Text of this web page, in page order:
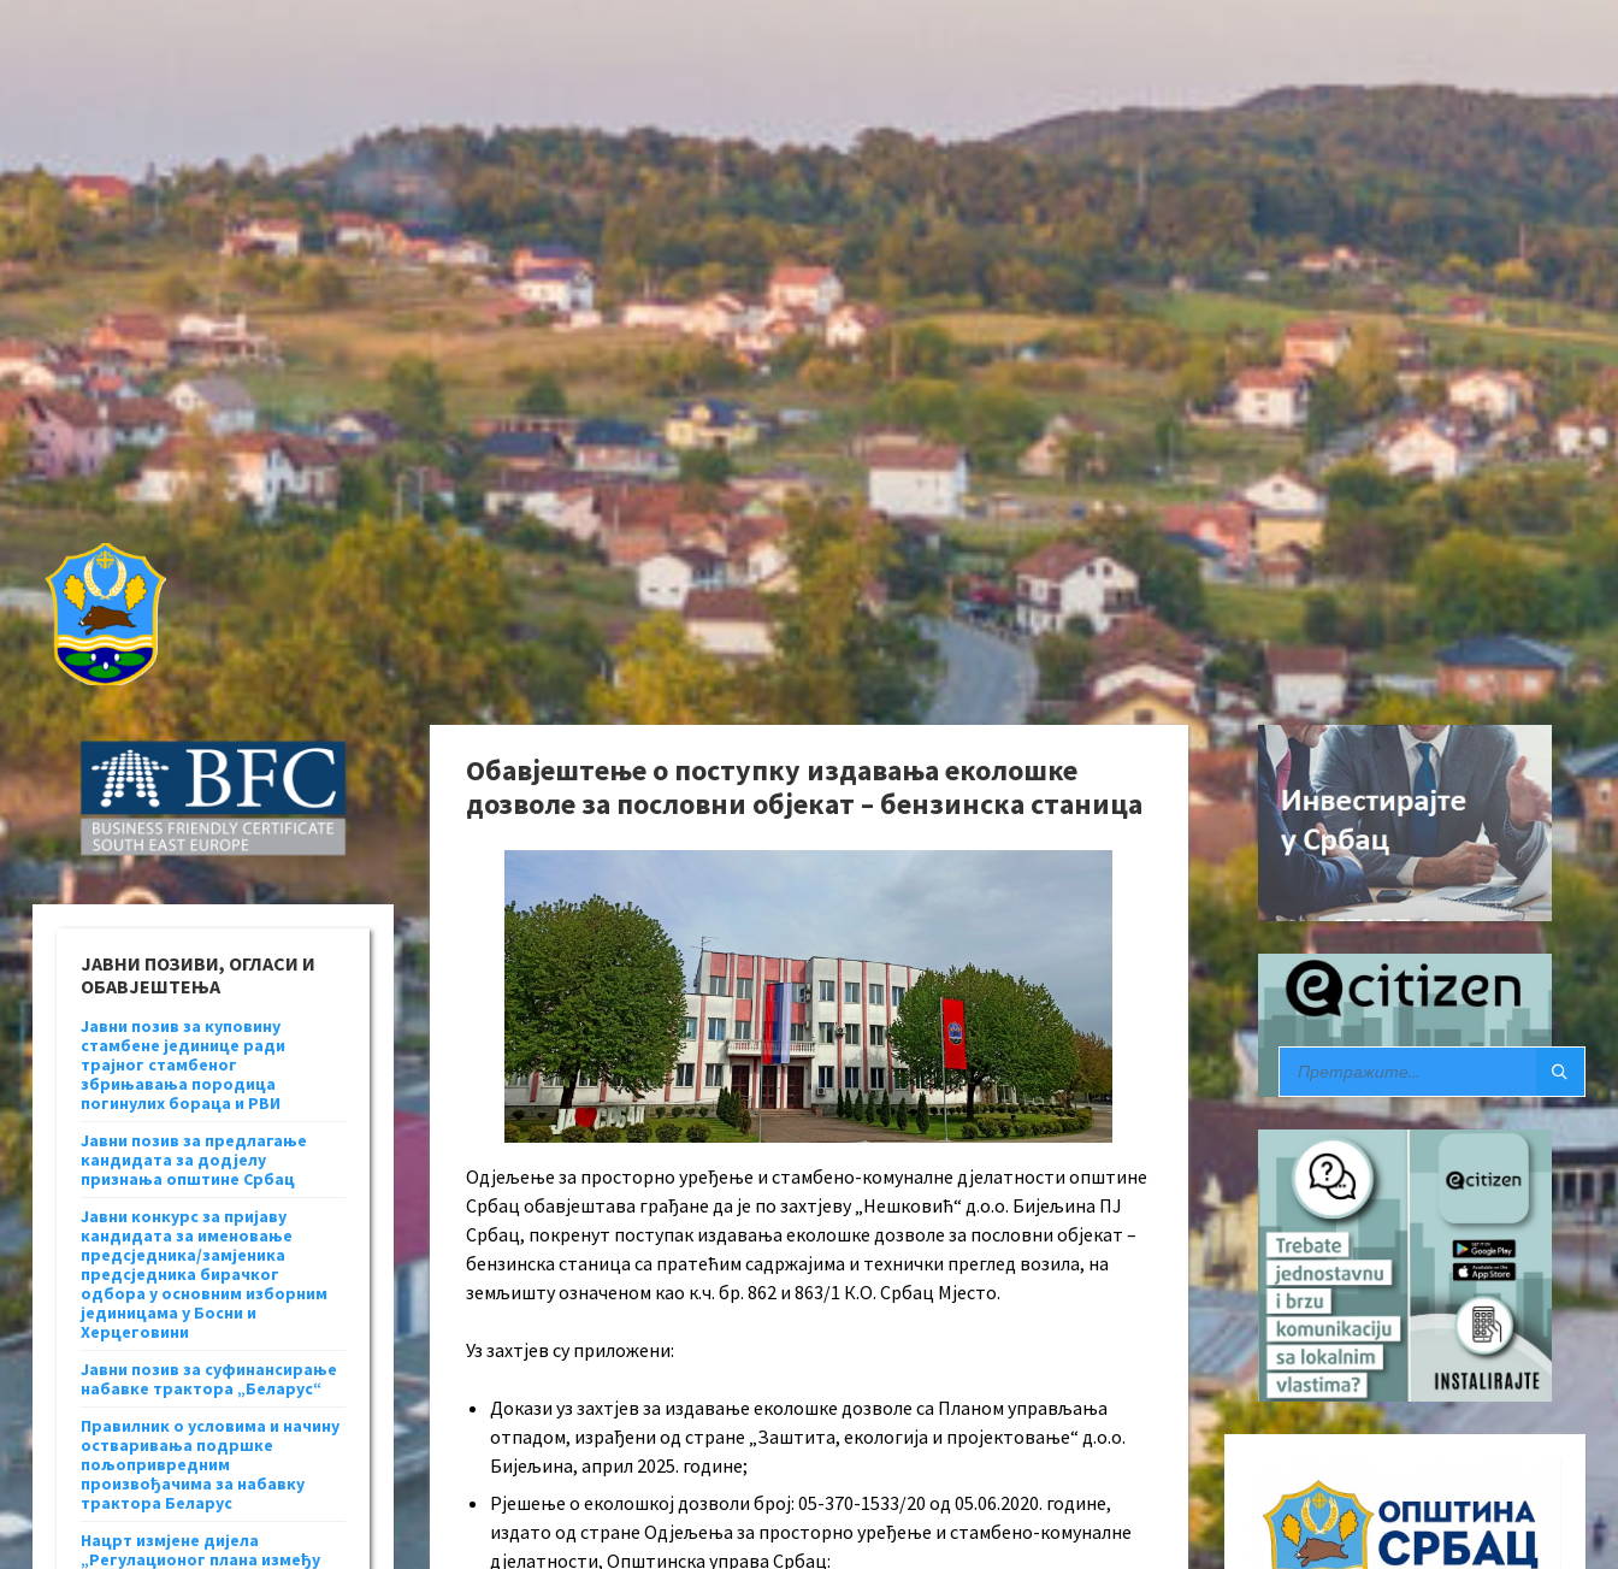
Обавјештење о поступку издавања еколошке
дозволе за пословни објекат – бензинска станица
Одјељење за просторно уређење и стамбено-комуналне дјелатности општине
Србац обавјештава грађане да је по захтјеву „Нешковић“ д.о.о. Бијељина ПЈ
Србац, покренут поступак издавања еколошке дозволе за пословни објекат –
бензинска станица са пратећим садржајима и технички преглед возила, на
земљишту означеном као к.ч. бр. 862 и 863/1 К.О. Србац Мјесто.
Уз захтјев су приложени:
Докази уз захтјев за издавање еколошке дозволе са Планом управљања
отпадом, израђени од стране „Заштита, екологија и пројектовање“ д.о.о.
Бијељина, април 2025. године;
Рјешење о еколошкој дозволи број: 05-370-1533/20 од 05.06.2020. године,
издато од стране Одјељења за просторно уређење и стамбено-комуналне
дјелатности, Општинска управа Србац:
ЈАВНИ ПОЗИВИ, ОГЛАСИ И
ОБАВЈЕШТЕЊА
Јавни позив за куповину
стамбене јединице ради
трајног стамбеног
збрињавања породица
погинулих бораца и РВИ
Јавни позив за предлагање
кандидата за додјелу
признања општине Србац
Јавни конкурс за пријаву
кандидата за именовање
предсједника/замјеника
предсједника бирачког
одбора у основним изборним
јединицама у Босни и
Херцеговини
Јавни позив за суфинансирање
набавке трактора „Беларус“
Правилник о условима и начину
остваривања подршке
пољопривредним
произвођачима за набавку
трактора Беларус
Нацрт измјене дијела
„Регулационог плана између